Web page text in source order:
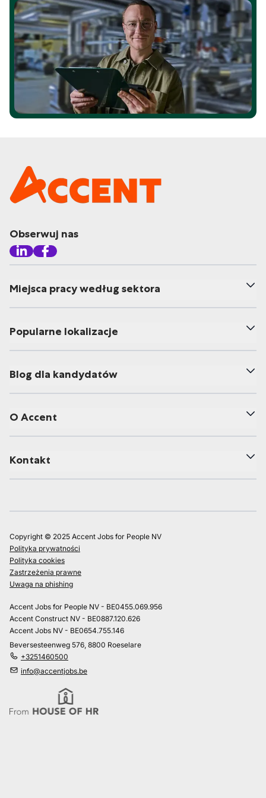
Obserwuj nas
Miejsca pracy według sektora
Popularne lokalizacje
Blog dla kandydatów
O Accent
Kontakt
Copyright © 2025 Accent Jobs for People NV
Polityka prywatności
Polityka cookies
Zastrzeżenia prawne
Uwaga na phishing
Accent Jobs for People NV - BE0455.069.956
Accent Construct NV - BE0887.120.626
Accent Jobs NV - BE0654.755.146
Beversesteenweg 576, 8800 Roeselare
+3251460500
info@accentjobs.be